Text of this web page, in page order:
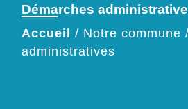
Démarches
Accueil / Notre commune /
administratives